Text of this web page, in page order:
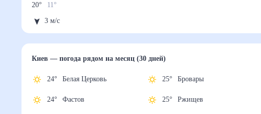
20° 11°
3 м/с
Киев— погода рядомна месяц (30 дней)
24° Белая Церковь
24° Фастов
25° Бровары
25° Ржищев